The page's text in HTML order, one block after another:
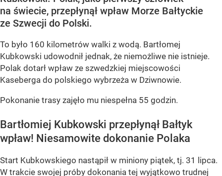
na świecie, przepłynął wpław Morze Bałtyckie
ze Szwecji do Polski.
To było 160 kilometrów walki z wodą. Bartłomej
Kubkowski udowodnił jednak, że niemożliwe nie istnieje.
Polak dotarł wpław ze szwedzkiej miejscowości
Kaseberga do polskiego wybrzeża w Dziwnowie.
Pokonanie trasy zajęło mu niespełna 55 godzin.
Bartłomiej Kubkowski przepłynął Bałtyk
wpław! Niesamowite dokonanie Polaka
Start Kubkowskiego nastąpił w miniony piątek, tj. 31 lipca.
W trakcie swojej próby dokonania tej wyjątkowo trudnej